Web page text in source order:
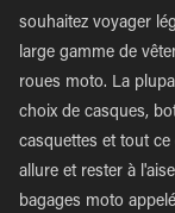
souhaitez voyager
large gamme de
roues moto. La
choix de casques,
casquettes et tout
allure et rester à
bagages moto